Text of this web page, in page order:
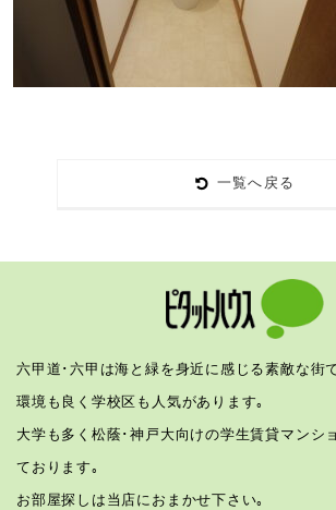
一覧へ戻る
六甲道･六甲は海と緑を身近に感じる素敵な街
環境も良く学校区も人気があります｡
大学も多く松蔭･神戸大向けの学生賃貸マンシ
ております｡
お部屋探しは当店におまかせ下さい｡